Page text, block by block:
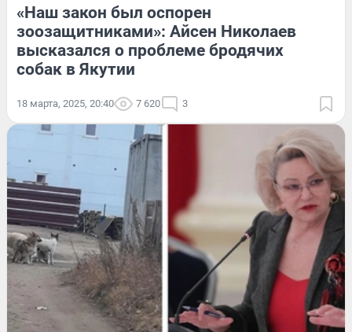
«Наш закон был оспорен
зоозащитниками»: Айсен Николаев
высказался о проблеме бродячих
собак в Якутии
18 марта, 2025, 20:40 7 620 3